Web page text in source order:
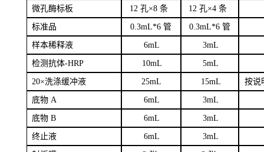
微孔酶标板 12 孔×8 条 12 孔×4 条
标准品 0.3mL*6 管 0.3mL*6 管
样本稀释液 6mL 3mL
检测抗体-HRP 10mL 5mL
20×洗涤缓冲液 25mL 15mL 按说
底物A 6mL 3mL
底物B 6mL 3mL
终止液 6mL 3mL